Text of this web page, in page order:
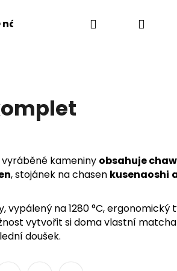
Hledat
kameniny obsahuje
, stojánek na chasen kusenaoshi
vypálený na 1280 °C, ergonomický
vytvořit si doma vlastní
doušek.